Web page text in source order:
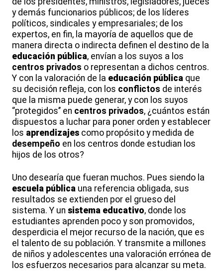
y demás funcionarios públicos; de los líderes
políticos, sindicales y empresariales; de los
expertos, en fin, la mayoría de aquellos que de
manera directa o indirecta definen el destino de la
educación pública, envían a los suyos a los
centros privados o representan a dichos centros.
Y con la valoración de la educación pública que
su decisión refleja, con los conflictos de interés
que la misma puede generar, y con los suyos
‘’protegidos’’ en centros privados, ¿cuántos están
dispuestos a luchar para poner orden y establecer
los aprendizajes como propósito y medida de
desempeño en los centros donde estudian los
hijos de los otros?
Uno desearía que fueran muchos. Pues siendo la
escuela pública una referencia obligada, sus
resultados se extienden por el grueso del
sistema. Y un sistema educativo, donde los
estudiantes aprenden poco y son promovidos,
desperdicia el mejor recurso de la nación, que es
el talento de su población. Y transmite a millones
de niños y adolescentes una valoración errónea de
los esfuerzos necesarios para alcanzar su meta.